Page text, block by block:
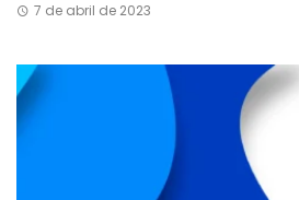
7 de abril de 2023